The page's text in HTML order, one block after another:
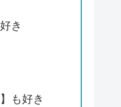
き
も好き